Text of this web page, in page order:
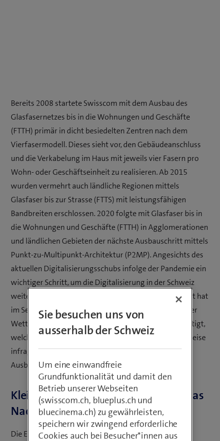
Bereits 2008 startete Swisscom mit dem Ausbau des
Glasfasernetzes bis in die Wohnungen und Geschäfte
(FTTH) primär in dicht besiedelten Zentren nach dem
Vierfasermodell. Dieses sieht vor, den Gebäudeanschluss
und die Verkabelung im Haus mit jeweils vier Fasern pro
Wohn- oder Geschäftseinheit zu realisieren. Ab 2015
wurden vermehrt auch ländliche Regionen mittels
Glasfaser bis zur Strasse (FTTS) mit leistungsfähigen
Bandbreiten erschlossen. 2020 folgte mit Glasfaser bis in
die Wohnungen und Geschäfte (FTTH) in Agglomerationen
und ländlichen Gebieten der nächste Ausbauschritt mittels
Punkt-zu-Multipunkt-Architektur (P2MP). Angesichts des
aktuellen Digitalisierungsschubs infolge der Pandemie ein
wichtiger Schritt, um die Digitalisierung in der Schweiz
weiter voranzutreiben. Das Bundesverwaltungsgericht hat
im September 2021 die vorsorglichen Massnahmen der
Wettbewerbskommission vom Dezember 2020 bestätigt,
welche die P2MP-Netzarchitektur von Swisscom teilweise
infrage stellen und stattdessen einen Punkt-zu-Punkt-
Ausbau (P2P) fordern.
Kleine ländliche Gemeinden haben das
Nachsehen
Die Erreichung des angestrebten Ziels, die FTTH-
Sie besuchen uns von
ausserhalb der Schweiz
Um eine einwandfreie
Grundfunktionalität und damit den
Betrieb unserer Webseiten
(swisscom.ch, blueplus.ch und
bluecinema.ch) zu gewährleisten,
speichern wir zwingend erforderliche
Cookies auch bei Besucher*innen aus